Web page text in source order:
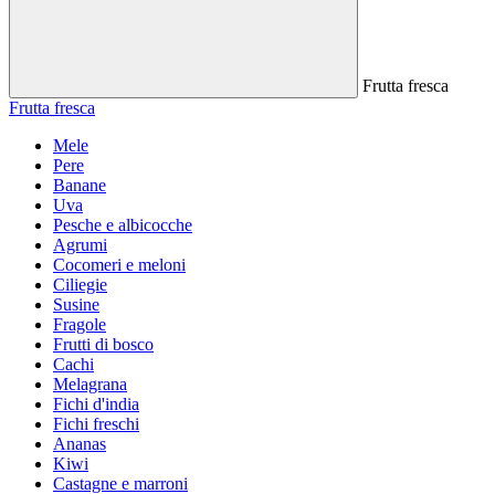
Frutta fresca
Frutta fresca
Mele
Pere
Banane
Uva
Pesche e albicocche
Agrumi
Cocomeri e meloni
Ciliegie
Susine
Fragole
Frutti di bosco
Cachi
Melagrana
Fichi d'india
Fichi freschi
Ananas
Kiwi
Castagne e marroni